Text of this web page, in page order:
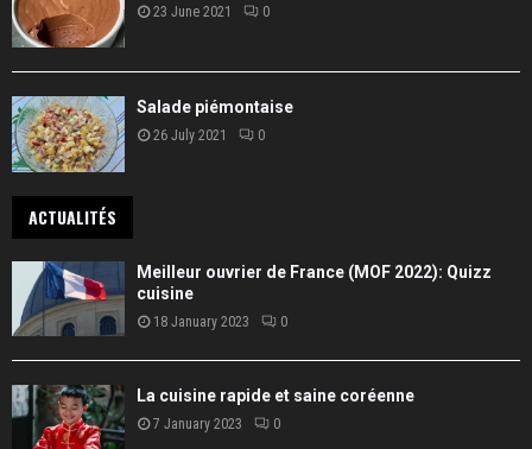
23 June 2021 0
Salade piémontaise
26 July 2021 0
ACTUALITÉS
Meilleur ouvrier de France (MOF 2022): Quizz
cuisine
18 January 2023 0
La cuisine rapide et saine coréenne
7 January 2023 0